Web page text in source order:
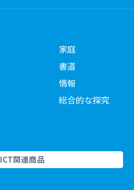
家庭
書道
情報
総合的な探究
ICT関連商品